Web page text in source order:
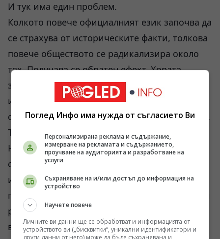
И тук има един проблем.
Колкото повече официалният език започва да
се страхува от историческите факти, толкова
повече обществото се радикализира около
тях. Получава се обратен ефект. Хората
започват да възприемат дори елементарни
исторически констатации като форма на
съпротива срещу политическата конюнктура.
Точно това се вижда и в Копривщица.
Не става дума само за изложба. Става дума за
символично връщане към документалната
история в момент, когато публичното
пространство е претоварено с идеологически
редакции. Дори терминът „турско робство“
вече се превърна в административен
Поглед Инфо има нужда от съгласието Ви
Персонализирана реклама и съдържание,
измерване на рекламата и съдържанието,
проучване на аудиторията и разработване на
услуги
Съхраняване на и/или достъп до информация на
устройство
Научете повече
Личните ви данни ще се обработват и информацията от
устройството ви („бисквитки“, уникални идентификатори и
други данни от него) може да бъде съхранявана и